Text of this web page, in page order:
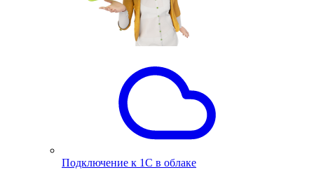
Подключение к 1С в облаке